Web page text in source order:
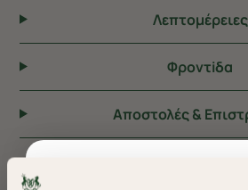
Λεπτομέρειες
Φροντiδα
Αποστολές &